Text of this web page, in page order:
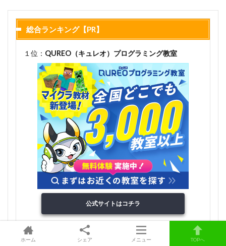
総合ランキング【PR】
１位： QUREO（キュレオ）プログラミング教室
公式サイトはコチラ
ホーム シェア メニュー TOPへ